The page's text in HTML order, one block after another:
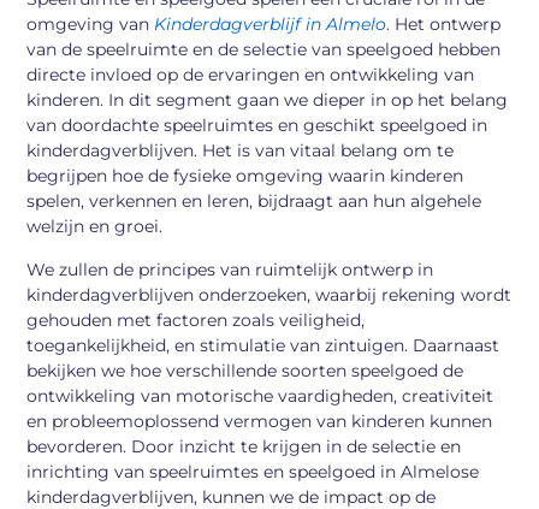
omgeving van Kinderdagverblijf in Almelo. Het ontwerp
van de speelruimte en de selectie van speelgoed hebben
directe invloed op de ervaringen en ontwikkeling van
kinderen. In dit segment gaan we dieper in op het belang
van doordachte speelruimtes en geschikt speelgoed in
kinderdagverblijven. Het is van vitaal belang om te
begrijpen hoe de fysieke omgeving waarin kinderen
spelen, verkennen en leren, bijdraagt aan hun algehele
welzijn en groei.
We zullen de principes van ruimtelijk ontwerp in
kinderdagverblijven onderzoeken, waarbij rekening wordt
gehouden met factoren zoals veiligheid,
toegankelijkheid, en stimulatie van zintuigen. Daarnaast
bekijken we hoe verschillende soorten speelgoed de
ontwikkeling van motorische vaardigheden, creativiteit
en probleemoplossend vermogen van kinderen kunnen
bevorderen. Door inzicht te krijgen in de selectie en
inrichting van speelruimtes en speelgoed in Almelose
kinderdagverblijven, kunnen we de impact op de